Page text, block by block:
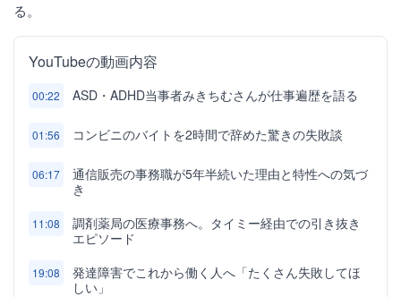
る。
YouTubeの動画内容
00:22 ASD・ADHD当事者みきちむさんが仕事遍歴を語る
01:56 コンビニのバイトを2時間で辞めた驚きの失敗談
06:17
通信販売の事務職が5年半続いた理由と特性への気づ
き
11:08
調剤薬局の医療事務へ。タイミー経由での引き抜き
エピソード
19:08
発達障害でこれから働く人へ「たくさん失敗してほ
しい」